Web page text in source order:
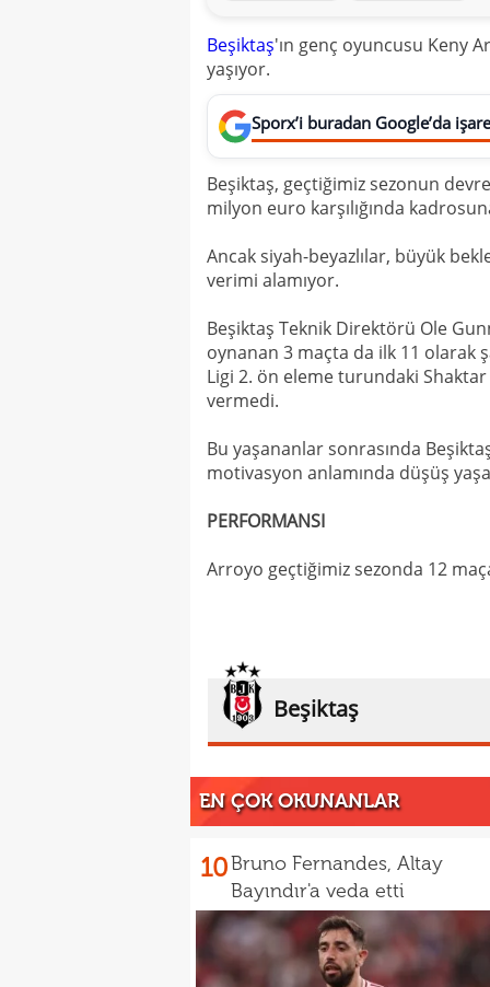
Beşiktaş'ın genç oyuncusu Keny
yaşıyor.
Sporx’i buradan Google’da
Beşiktaş, geçtiğimiz sezonun
milyon euro karşılığında
Ancak siyah-beyazlılar, büyük
verimi alamıyor.
Beşiktaş Teknik Direktörü Ole
oynanan 3 maçta da ilk 11 olarak
Ligi 2. ön eleme turundaki
vermedi.
Bu yaşananlar sonrasında
motivasyon anlamında düşüş
PERFORMANSI
Arroyo geçtiğimiz sezonda 12
Beşiktaş
EN ÇOK OKUNANLAR
10Bruno Fernandes, Altay
Bayındır'a veda etti